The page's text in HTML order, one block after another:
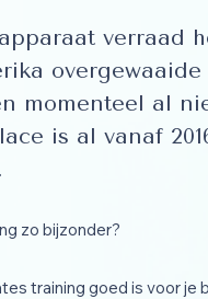
verraad
momenteel al
is al vanaf
zo bijzonder?
training goed is voor je